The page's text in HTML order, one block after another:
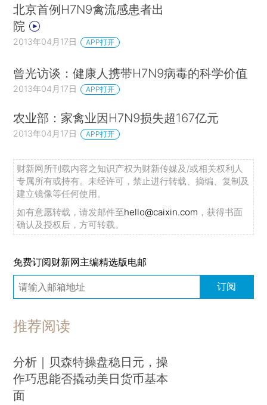
北京首例H7N9禽流感患者出
院
2013年04月17日 APP打开
曾光访谈：健康人携带H7N9病毒的科学价值
2013年04月17日 APP打开
农业部：家禽业因H7N9损失超167亿元
2013年04月17日 APP打开
财新网所刊载内容之知识产权为财新传媒及/或相关权利人
专属所有或持有。未经许可，禁止进行转载、摘编、复制及
建立镜像等任何使用。
如有意愿转载，请发邮件至hello@caixin.com ，获得书面
确认及授权后，方可转载。
免费订阅财新网主编精选版电邮
订阅
推荐阅读
分析｜贝森特操盘稳日元，操
作巧思能否撬动美日货币基本
面